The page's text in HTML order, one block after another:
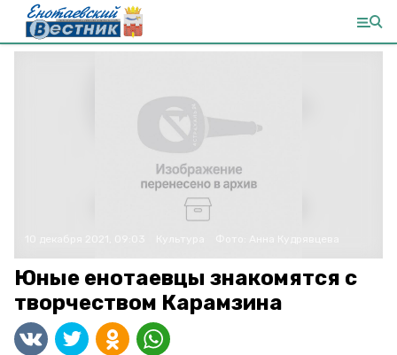
Юные енотаевцы знакомятся с
творчеством Карамзина